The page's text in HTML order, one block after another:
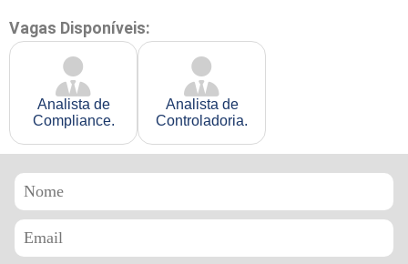
Vagas Disponíveis:
Analista de
Compliance.
Analista de
Controladoria.